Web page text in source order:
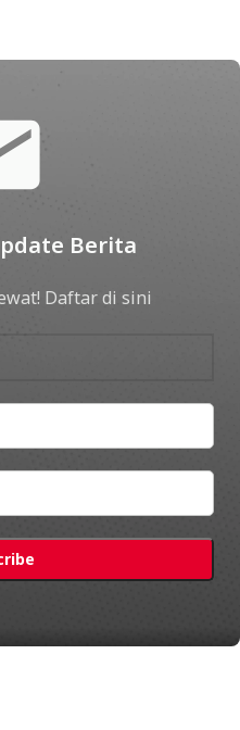
Berita
Daftar di sini